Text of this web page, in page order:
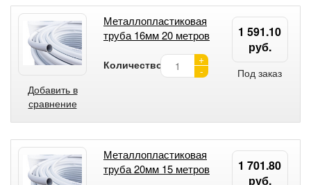
Добавить в
сравнение
Металлопластиковая
труба 16мм 20 метров
Количество:
+
-
1 591.10
руб.
Под заказ
Металлопластиковая
труба 20мм 15 метров
1 701.80
руб.